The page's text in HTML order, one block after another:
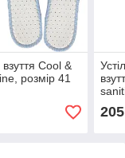
взуття Cool &
розмір 41
205